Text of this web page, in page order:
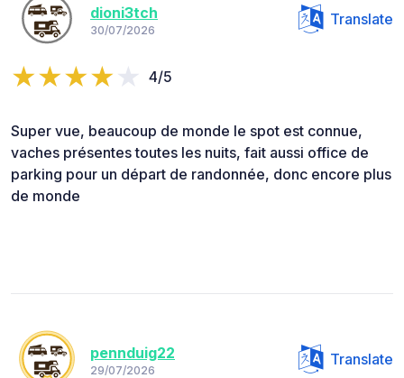
dioni3tch
30/07/2026
Translate
4/5
Super vue, beaucoup de monde le spot est connue,
vaches présentes toutes les nuits, fait aussi office de
parking pour un départ de randonnée, donc encore plus
de monde
pennduig22
29/07/2026
Translate